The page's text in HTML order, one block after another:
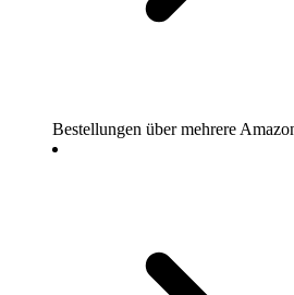
Bestellungen über mehrere